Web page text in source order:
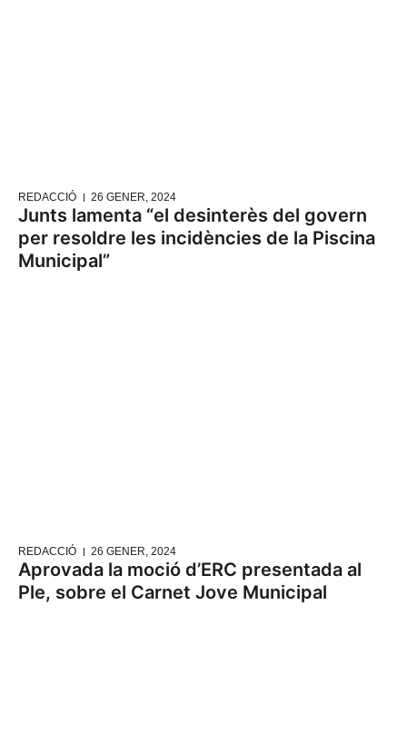
REDACCIÓ 26 GENER, 2024
Junts lamenta “el desinterès del govern
per resoldre les incidències de la Piscina
Municipal”
REDACCIÓ 26 GENER, 2024
Aprovada la moció d’ERC presentada al
Ple, sobre el Carnet Jove Municipal